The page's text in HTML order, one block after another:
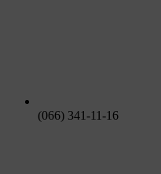
(066) 341-11-16